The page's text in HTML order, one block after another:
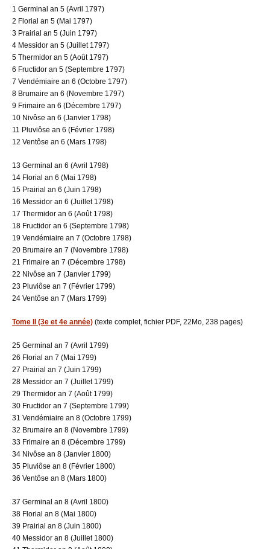
1 Germinal an 5 (Avril 1797)
2 Florial an 5 (Mai 1797)
3 Prairial an 5 (Juin 1797)
4 Messidor an 5 (Juillet 1797)
5 Thermidor an 5 (Août 1797)
6 Fructidor an 5 (Septembre 1797)
7 Vendémiaire an 6 (Octobre 1797)
8 Brumaire an 6 (Novembre 1797)
9 Frimaire an 6 (Décembre 1797)
10 Nivôse an 6 (Janvier 1798)
11 Pluviôse an 6 (Février 1798)
12 Ventôse an 6 (Mars 1798)
13 Germinal an 6 (Avril 1798)
14 Florial an 6 (Mai 1798)
15 Prairial an 6 (Juin 1798)
16 Messidor an 6 (Juillet 1798)
17 Thermidor an 6 (Août 1798)
18 Fructidor an 6 (Septembre 1798)
19 Vendémiaire an 7 (Octobre 1798)
20 Brumaire an 7 (Novembre 1798)
21 Frimaire an 7 (Décembre 1798)
22 Nivôse an 7 (Janvier 1799)
23 Pluviôse an 7 (Février 1799)
24 Ventôse an 7 (Mars 1799)
Tome II (3e et 4e année) (texte complet, fichier PDF, 22Mo, 238 pages)
25 Germinal an 7 (Avril 1799)
26 Florial an 7 (Mai 1799)
27 Prairial an 7 (Juin 1799)
28 Messidor an 7 (Juillet 1799)
29 Thermidor an 7 (Août 1799)
30 Fructidor an 7 (Septembre 1799)
31 Vendémiaire an 8 (Octobre 1799)
32 Brumaire an 8 (Novembre 1799)
33 Frimaire an 8 (Décembre 1799)
34 Nivôse an 8 (Janvier 1800)
35 Pluviôse an 8 (Février 1800)
36 Ventôse an 8 (Mars 1800)
37 Germinal an 8 (Avril 1800)
38 Florial an 8 (Mai 1800)
39 Prairial an 8 (Juin 1800)
40 Messidor an 8 (Juillet 1800)